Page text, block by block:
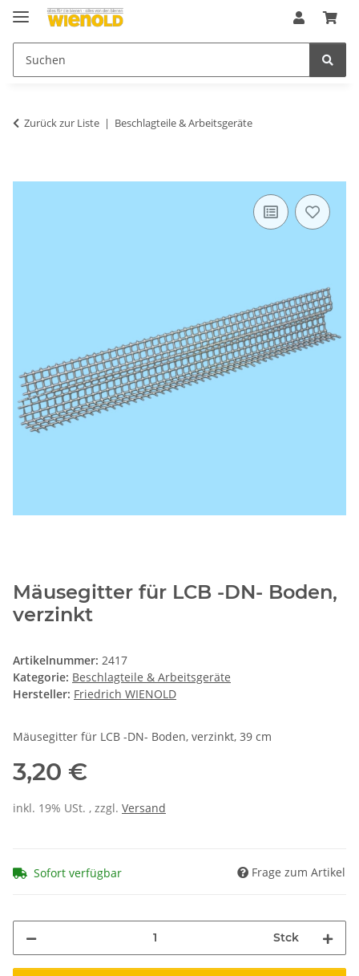
Zurück zur Liste Beschlagteile & Arbeitsgeräte
Mäusegitter für LCB -DN- Boden,
verzinkt
Artikelnummer: 2417
Kategorie: Beschlagteile & Arbeitsgeräte
Hersteller: Friedrich WIENOLD
Mäusegitter für LCB -DN- Boden, verzinkt, 39 cm
3,20 €
inkl. 19% USt. , zzgl. Versand
Sofort verfügbar Frage zum Artikel
Stck